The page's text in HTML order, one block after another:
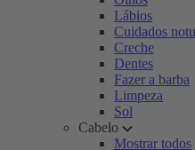
Lábios
Cuidados
Creche
Dentes
Fazer a barba
Limpeza
Sol
Cabelo
Mostrar todos